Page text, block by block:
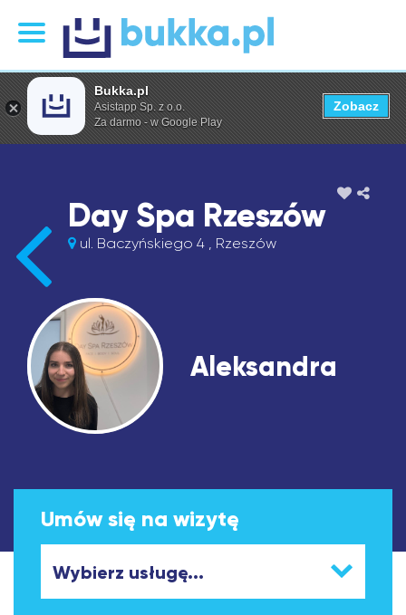
Day Spa Rzeszów
ul. Baczyńskiego 4 , Rzeszów
Aleksandra
Umów się na wizytę
Bukka.pl
Asistapp Sp. z o.o.
Za darmo - w Google Play
Zobacz